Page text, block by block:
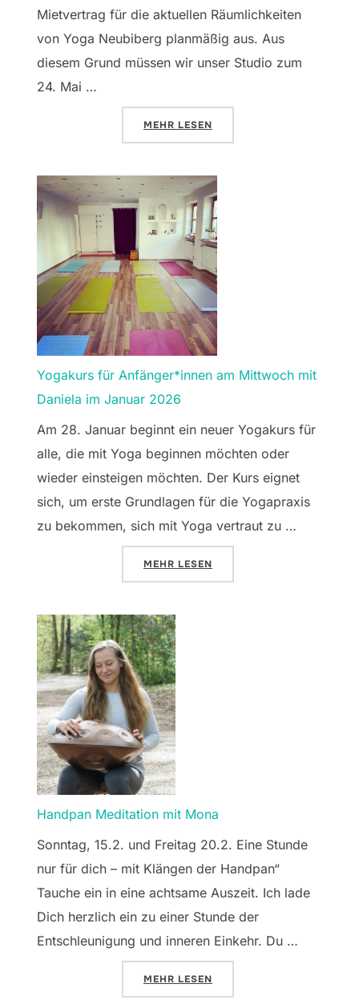
Mietvertrag für die aktuellen Räumlichkeiten
von Yoga Neubiberg planmäßig aus. Aus
diesem Grund müssen wir unser Studio zum
24. Mai …
MEHR ÜBER „NEUE RÄUME GESUCHT!“
LESEN
Yogakurs für Anfänger*innen am Mittwoch mit
Daniela im Januar 2026
Am 28. Januar beginnt ein neuer Yogakurs für
alle, die mit Yoga beginnen möchten oder
wieder einsteigen möchten. Der Kurs eignet
sich, um erste Grundlagen für die Yogapraxis
zu bekommen, sich mit Yoga vertraut zu …
MEHR ÜBER „YOGAKURS FÜR
LESEN
Handpan Meditation mit Mona
Sonntag, 15.2. und Freitag 20.2. Eine Stunde
nur für dich – mit Klängen der Handpan“
Tauche ein in eine achtsame Auszeit. Ich lade
Dich herzlich ein zu einer Stunde der
Entschleunigung und inneren Einkehr. Du …
MEHR ÜBER „HANDPAN MEDITATION
LESEN